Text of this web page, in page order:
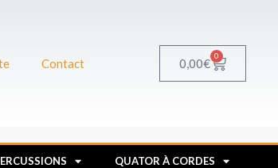
Contact 0,00€
0
Panier
QUATOR À CORDES